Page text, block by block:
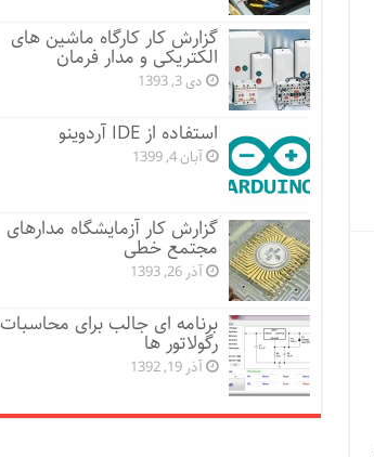
گزارش کار کارگاه ماشین های
الکتریکی و مدار فرمان
دی 3, 1393
استفاده از IDE آردوینو
آبان 4, 1399
گزارش کار آزمایشگاه مدارهای
مجتمع خطی
آذر 26, 1393
برنامه ای جالب برای محاسبات
رگولاتور ها
آذر 19, 1392